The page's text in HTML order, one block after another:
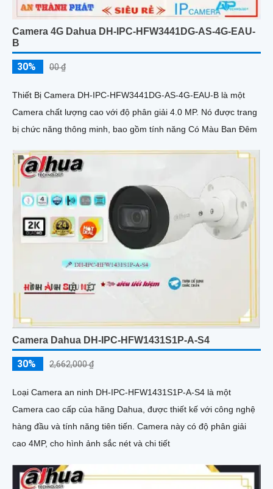
Camera 4G Dahua DH-IPC-HFW3441DG-AS-4G-EAU-
B
30% 00 ₫
Thiết Bị Camera DH-IPC-HFW3441DG-AS-4G-EAU-B là một
Camera chất lượng cao với độ phân giải 4.0 MP. Nó được trang
bị chức năng thông minh, bao gồm tính năng Có Màu Ban Đêm
Camera Dahua DH-IPC-HFW1431S1P-A-S4
30% 2,662,000 ₫
Loại Camera an ninh DH-IPC-HFW1431S1P-A-S4 là một
Camera cao cấp của hãng Dahua, được thiết kế với công nghệ
hàng đầu và tính năng tiên tiến. Camera này có độ phân giải
cao 4MP, cho hình ảnh sắc nét và chi tiết